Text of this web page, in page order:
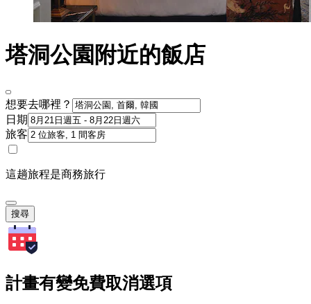
塔洞公園附近的飯店
想要去哪裡？
日期
旅客
這趟旅程是商務旅行
搜尋
計畫有變免費取消選項